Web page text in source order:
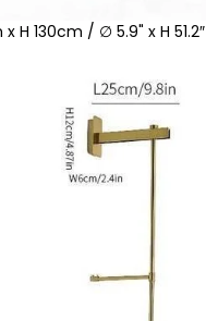
x H 130cm / ∅ 5.9" x H 51.2″